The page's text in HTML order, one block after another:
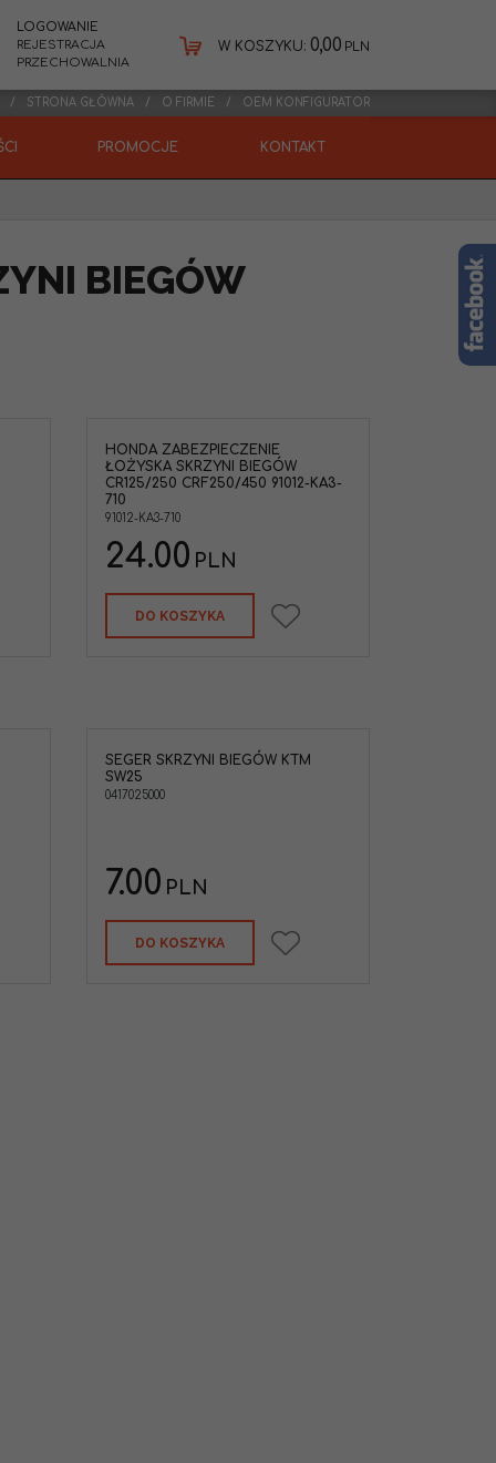
LOGOWANIE
REJESTRACJA
PRZECHOWALNIA
W KOSZYKU: 0,00 PLN
STRONA GŁÓWNA O FIRMIE OEM KONFIGURATOR
PROMOCJE KONTAKT
BIEGÓW
CR250
HONDA ZABEZPIECZENIE
ŁOŻYSKA SKRZYNI BIEGÓW
CR125/250 CRF250/450 91012-KA3-
710
91012-KA3-710
24.00 PLN
DO KOSZYKA
segera
SEGER SKRZYNI BIEGÓW KTM
SW25
0417025000
7.00 PLN
DO KOSZYKA